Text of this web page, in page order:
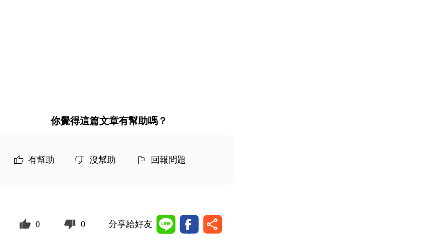
你覺得這篇文章有幫助嗎？
有幫助 沒幫助 回報問題
0 0 分享給好友